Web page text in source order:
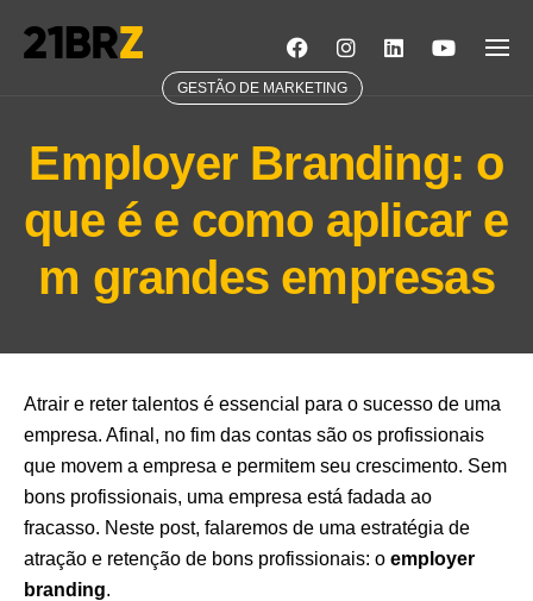
GESTÃO DE MARKETING
Employer Branding: o
que é e como aplicar e
m grandes empresas
Atrair e reter talentos é essencial para o sucesso de uma
empresa. Afinal, no fim das contas são os profissionais
que movem a empresa e permitem seu crescimento. Sem
bons profissionais, uma empresa está fadada ao
fracasso. Neste post, falaremos de uma estratégia de
atração e retenção de bons profissionais: o employer
branding.